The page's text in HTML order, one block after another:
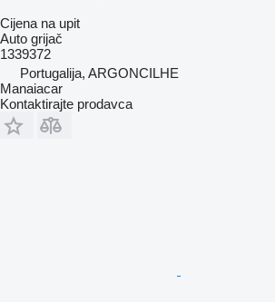
Cijena na upit
Auto grijač
1339372
Portugalija, ARGONCILHE
Manaiacar
Kontaktirajte prodavca